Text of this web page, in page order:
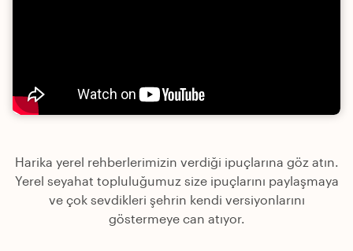
Harika yerel rehberlerimizin verdiği ipuçlarına göz atın.
Yerel seyahat topluluğumuz size ipuçlarını paylaşmaya
ve çok sevdikleri şehrin kendi versiyonlarını
göstermeye can atıyor.